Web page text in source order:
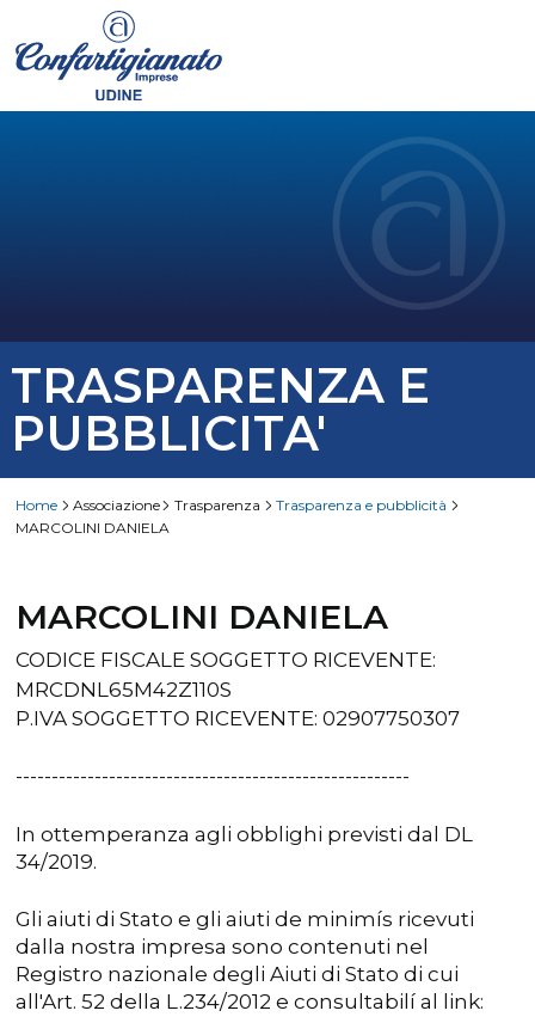
TRASPARENZA E
PUBBLICITA'
Home Associazione Trasparenza
Trasparenza e pubblicità
MARCOLINI DANIELA
MARCOLINI DANIELA
CODICE FISCALE SOGGETTO RICEVENTE:
MRCDNL65M42Z110S
P.IVA SOGGETTO RICEVENTE: 02907750307
-------------------------------------------------------
In ottemperanza agli obblighi previsti dal DL
34/2019.
Gli aiuti di Stato e gli aiuti de minimís ricevuti
dalla nostra impresa sono contenuti nel
Registro nazionale degli Aiuti di Stato di cui
all'Art. 52 della L.234/2012 e consultabilí al link: